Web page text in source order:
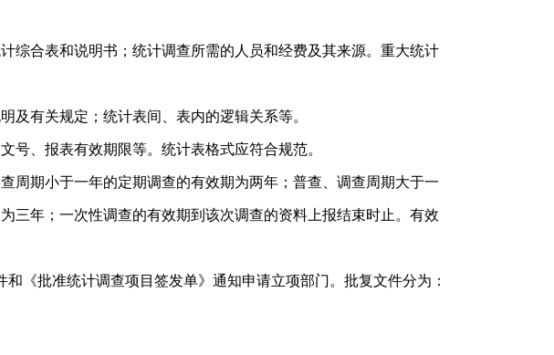
综合表和说明书；统计调查所需的人员和经费及其来源。重大统计
及有关规定；统计表间、表内的逻辑关系等。
号、报表有效期限等。统计表格式应符合规范。
周期小于一年的定期调查的有效期为两年；普查、调查周期大于一
三年；一次性调查的有效期到该次调查的资料上报结束时止。有效
《批准统计调查项目签发单》通知申请立项部门。批复文件分为：